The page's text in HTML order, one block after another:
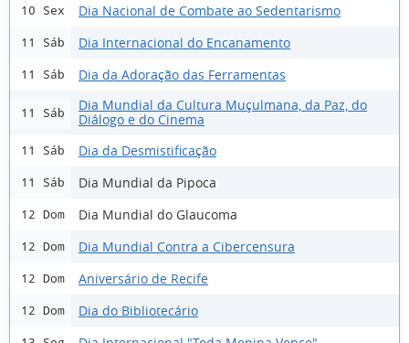
10 Sex Dia Nacional de Combate ao Sedentarismo
11 Sáb Dia Internacional do Encanamento
11 Sáb Dia da Adoração das Ferramentas
11 Sáb
Dia Mundial da Cultura Muçulmana, da Paz, do
Diálogo e do Cinema
11 Sáb Dia da Desmistificação
11 Sáb Dia Mundial da Pipoca
12 Dom Dia Mundial do Glaucoma
12 Dom Dia Mundial Contra a Cibercensura
12 Dom Aniversário de Recife
12 Dom Dia do Bibliotecário